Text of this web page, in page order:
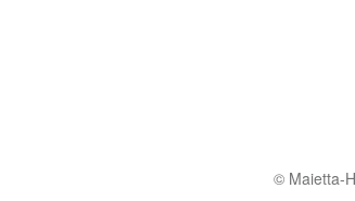
© Maietta-